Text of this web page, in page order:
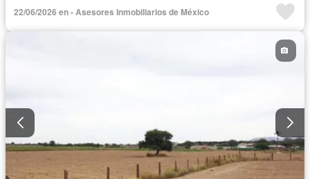
22/06/2026 en - Asesores Inmobiliarios de México